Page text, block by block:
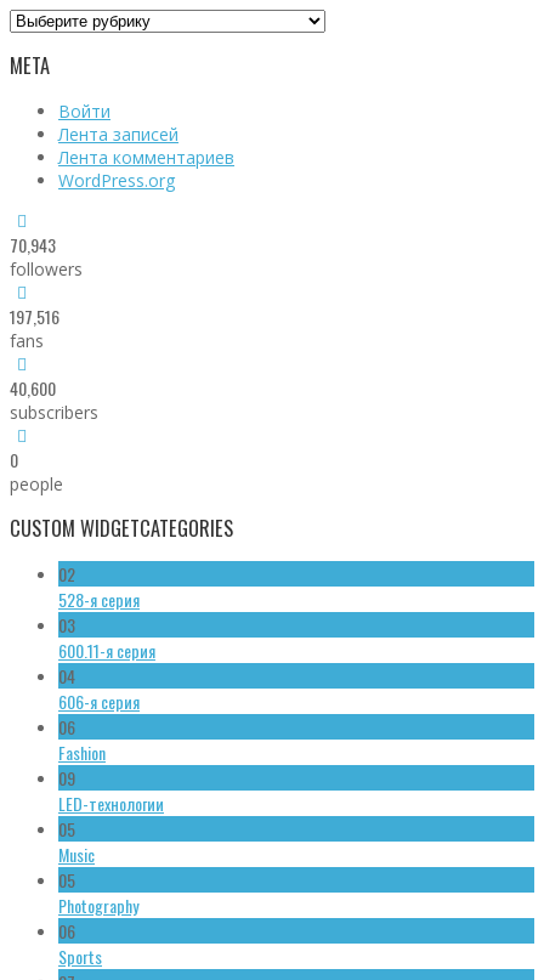
Рубрики
МЕТА
Войти
Лента записей
Лента комментариев
WordPress.org
70,943
followers
197,516
fans
40,600
subscribers
0
people
CUSTOM WIDGETCATEGORIES
02
528-я серия
03
600.11-я серия
04
606-я серия
06
Fashion
09
LED-технологии
05
Music
05
Photography
06
Sports